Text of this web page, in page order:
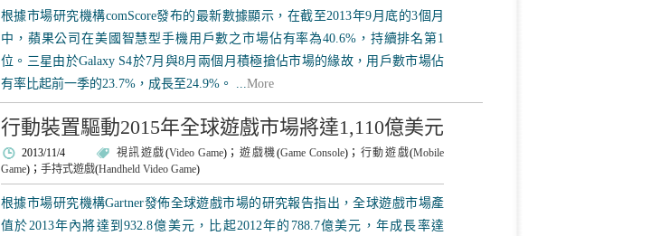
根據市場研究機構comScore發布的最新數據顯示，在截至2013年9月底的3個月
中，蘋果公司在美國智慧型手機用戶數之市場佔有率為40.6%，持續排名第1
位。三星由於Galaxy S4於7月與8月兩個月積極搶佔市場的緣故，用戶數市場佔
有率比起前一季的23.7%，成長至24.9%。 ...More
行動裝置驅動2015年全球遊戲市場將達1,110億美元
2013/11/4 視訊遊戲(Video Game)； 遊戲機(Game Console)； 行動遊戲(Mobile
Game)； 手持式遊戲(Handheld Video Game)
根據市場研究機構Gartner發佈全球遊戲市場的研究報告指出，全球遊戲市場產
值於2013年內將達到932.8億美元，比起2012年的788.7億美元，年成長率達